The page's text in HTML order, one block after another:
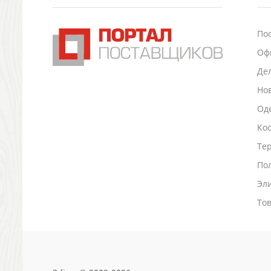
Подставки для визиток записок телефонов
Промо
Антистрессы